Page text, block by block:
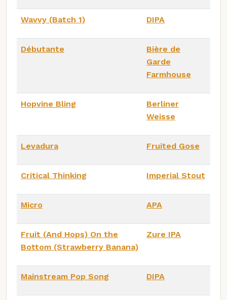
Wavvy (Batch 1) DIPA
Débutante
Bière de
Garde
Farmhouse
Hopvine Bling
Berliner
Weisse
Levadura Fruited Gose
Critical Thinking Imperial Stout
Micro APA
Fruit (And Hops) On the
Bottom (Strawberry Banana)
Zure IPA
Mainstream Pop Song DIPA